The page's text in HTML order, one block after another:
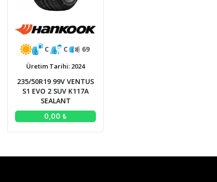
C C 69
Üretim Tarihi: 2024
235/50R19 99V VENTUS
S1 EVO 2 SUV K117A
SEALANT
0,00 ₺